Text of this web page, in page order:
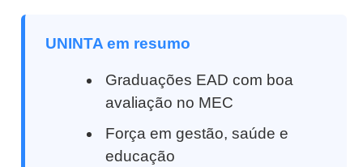
UNINTA em resumo
Graduações EAD com boa
avaliação no MEC
Força em gestão, saúde e
educação